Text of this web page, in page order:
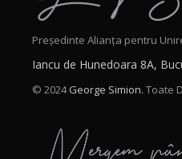
Președinte Alianța pentru
Iancu de Hunedoara 8A,
© 2024George Simion. Toate